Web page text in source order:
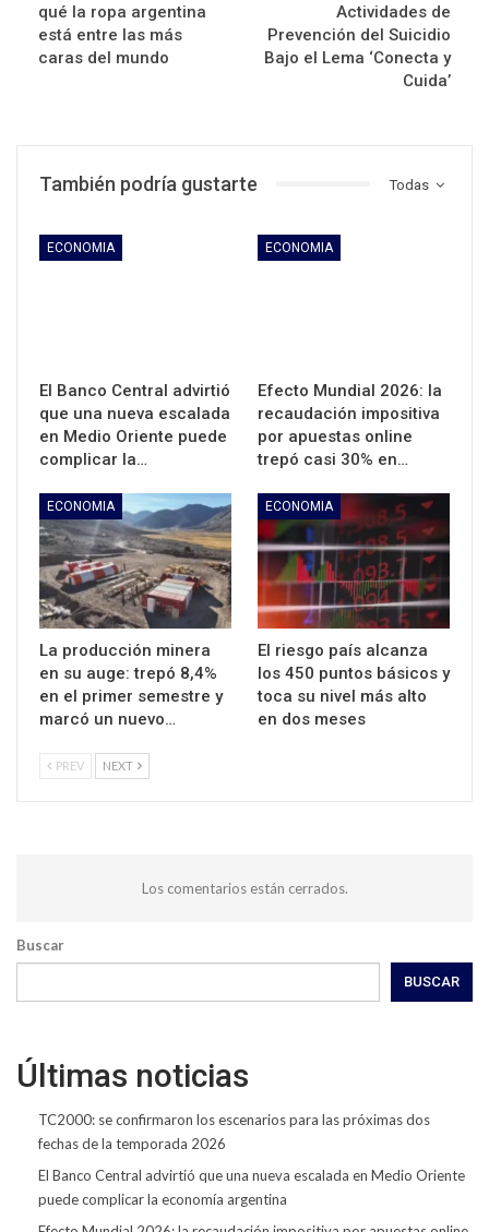
qué la ropa argentina
está entre las más
caras del mundo
Actividades de
Prevención del Suicidio
Bajo el Lema ‘Conecta y
Cuida’
Todas
También podría gustarte
ECONOMIA
El Banco Central advirtió
que una nueva escalada
en Medio Oriente puede
complicar la…
ECONOMIA
Efecto Mundial 2026: la
recaudación impositiva
por apuestas online
trepó casi 30% en…
ECONOMIA
La producción minera
en su auge: trepó 8,4%
en el primer semestre y
marcó un nuevo…
ECONOMIA
El riesgo país alcanza
los 450 puntos básicos y
toca su nivel más alto
en dos meses
PREV NEXT
Los comentarios están cerrados.
Buscar
BUSCAR
Últimas noticias
TC2000: se confirmaron los escenarios para las próximas dos
fechas de la temporada 2026
El Banco Central advirtió que una nueva escalada en Medio Oriente
puede complicar la economía argentina